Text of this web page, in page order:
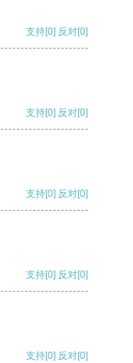
支持[0] 反对[0]
支持[0] 反对[0]
支持[0] 反对[0]
支持[0] 反对[0]
支持[0] 反对[0]